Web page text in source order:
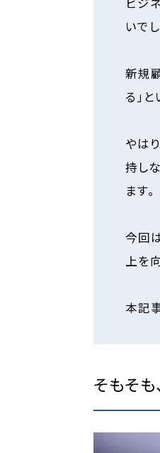
いでし
新規
る」
やは
持し
ます。
今回
上を
本記
そもそも